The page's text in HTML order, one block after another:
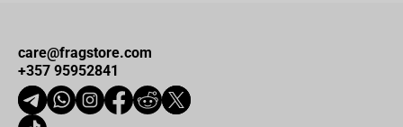
care@fragstore.com
+357 95952841